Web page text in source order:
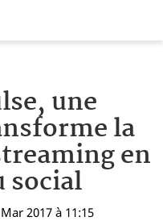
une
la
en
social
2017 à 11:15